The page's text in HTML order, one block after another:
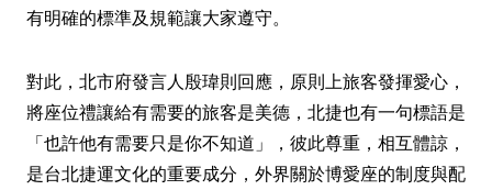
有明確的標準及規範讓大家遵守。
對此，北市府發言人殷瑋則回應，原則上旅客發揮愛心，
將座位禮讓給有需要的旅客是美德，北捷也有一句標語是
「也許他有需要只是你不知道」，彼此尊重，相互體諒，
是台北捷運文化的重要成分，外界關於博愛座的制度與配